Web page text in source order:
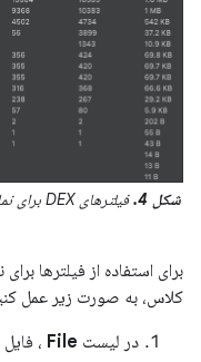
شکل 4. فیلترهای DEX برای نمایش فیلدها و روش‌های
برای استفاده از فیلترها
کلاس، به صورت زیر عمل
در لیست File ، فایل